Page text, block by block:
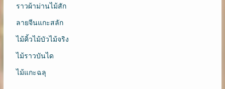
ราวผ้าม่านไม้สัก
ลายจีนแกะสลัก
ไม้คิ้วไม้บัวไม้จริง
ไม้ราวบันได
ไม้แกะฉลุ